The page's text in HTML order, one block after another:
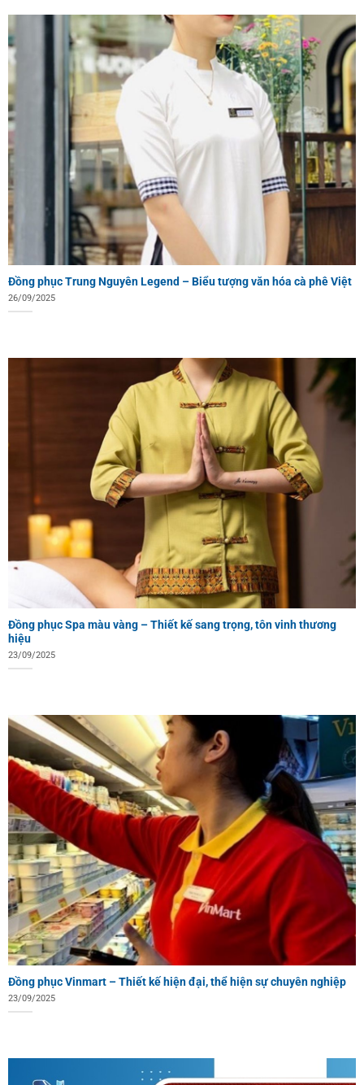
Đồng phục Trung Nguyên Legend – Biểu tượng văn hóa cà phê Việt
26/09/2025
Đồng phục Spa màu vàng – Thiết kế sang trọng, tôn vinh thương
hiệu
23/09/2025
Đồng phục Vinmart – Thiết kế hiện đại, thể hiện sự chuyên nghiệp
23/09/2025